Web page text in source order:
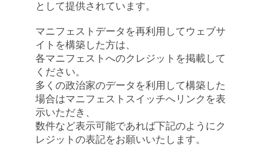
として提供されています。
マニフェストデータを再利用してウェブサ
イトを構築した方は、
各マニフェストへのクレジットを掲載して
ください。
多くの政治家のデータを利用して構築した
場合はマニフェストスイッチへリンクを表
示いただき、
数件など表示可能であれば下記のようにク
レジットの表記をお願いいたします。